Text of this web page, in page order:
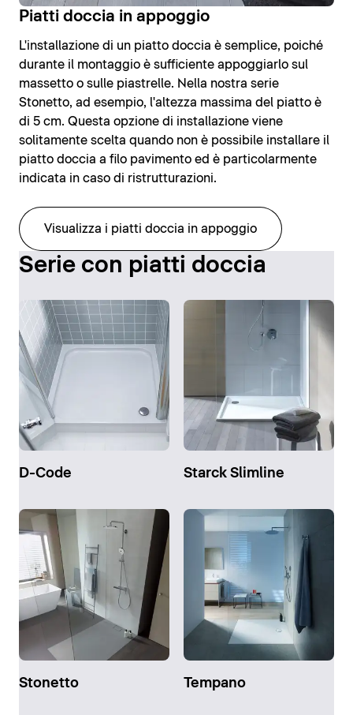
Piatti doccia in appoggio
L'installazione di un piatto doccia è semplice, poiché
durante il montaggio è sufficiente appoggiarlo sul
massetto o sulle piastrelle. Nella nostra serie
Stonetto, ad esempio, l'altezza massima del piatto è
di 5 cm. Questa opzione di installazione viene
solitamente scelta quando non è possibile installare il
piatto doccia a filo pavimento ed è particolarmente
indicata in caso di ristrutturazioni.
Visualizza i piatti doccia in appoggio
Serie con piatti doccia
D-Code Starck Slimline
Stonetto Tempano